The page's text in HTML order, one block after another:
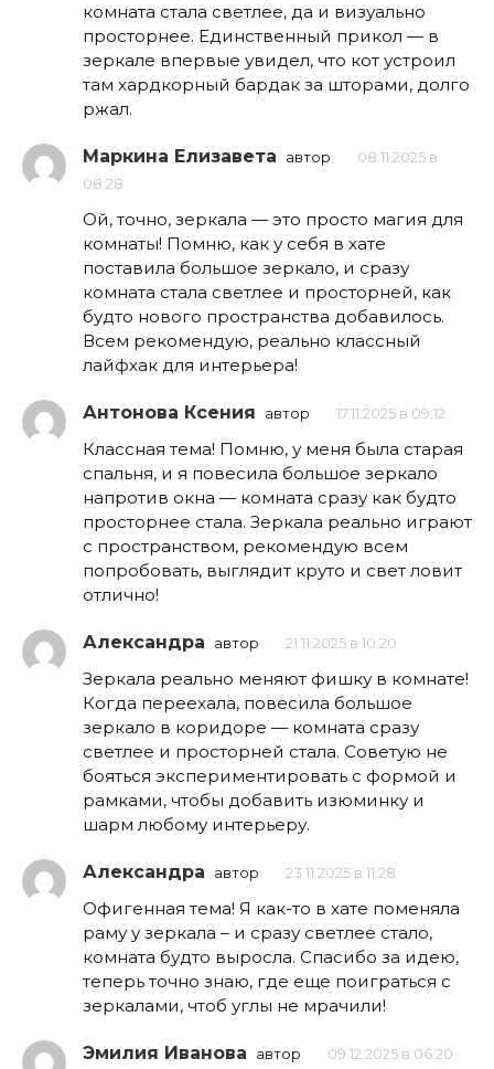
комната стала светлее, да и визуально
просторнее. Единственный прикол — в
зеркале впервые увидел, что кот устроил
там хардкорный бардак за шторами, долго
ржал.
Маркина Елизавета автор
08.11.2025 в
08:28
Ой, точно, зеркала — это просто магия для
комнаты! Помню, как у себя в хате
поставила большое зеркало, и сразу
комната стала светлее и просторней, как
будто нового пространства добавилось.
Всем рекомендую, реально классный
лайфхак для интерьера!
Антонова Ксения автор 17.11.2025 в 09:12
Классная тема! Помню, у меня была старая
спальня, и я повесила большое зеркало
напротив окна — комната сразу как будто
просторнее стала. Зеркала реально играют
с пространством, рекомендую всем
попробовать, выглядит круто и свет ловит
отлично!
Александра автор 21.11.2025 в 10:20
Зеркала реально меняют фишку в комнате!
Когда переехала, повесила большое
зеркало в коридоре — комната сразу
светлее и просторней стала. Советую не
бояться экспериментировать с формой и
рамками, чтобы добавить изюминку и
шарм любому интерьеру.
Александра автор 23.11.2025 в 11:28
Офигенная тема! Я как-то в хате поменяла
раму у зеркала – и сразу светлее стало,
комната будто выросла. Спасибо за идею,
теперь точно знаю, где еще поиграться с
зеркалами, чтоб углы не мрачили!
Эмилия Иванова автор 09.12.2025 в 06:20